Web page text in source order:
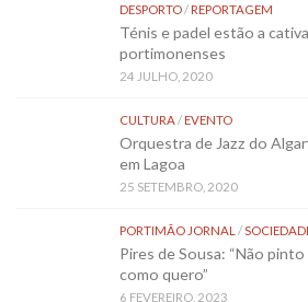
DESPORTO/REPORTAGEM
Ténis e padel estão a
portimonenses
24 JULHO, 2020
CULTURA/EVENTO
Orquestra de Jazz do
em Lagoa
25 SETEMBRO, 2020
PORTIMÃO JORNAL /
Pires de Sousa: “Não
como quero”
6 FEVEREIRO, 2023